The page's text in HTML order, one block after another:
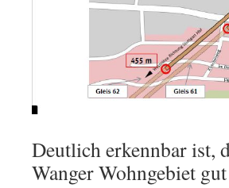
Deutlich erkennbar ist,
Wanger Wohngebiet